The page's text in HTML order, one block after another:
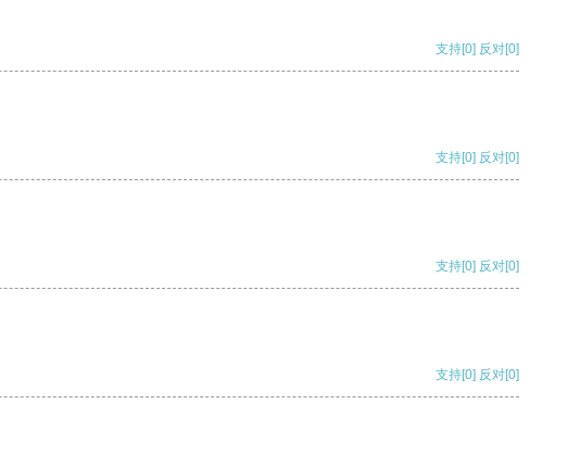
支持[0] 反对[0]
支持[0] 反对[0]
支持[0] 反对[0]
支持[0] 反对[0]